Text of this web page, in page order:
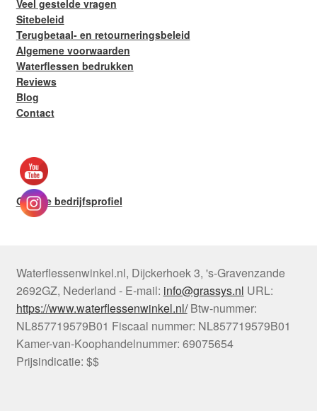
Veel gestelde vragen
Sitebeleid
Terugbetaal- en retourneringsbeleid
Algemene voorwaarden
Waterflessen bedrukken
Reviews
Blog
Contact
Google bedrijfsprofiel
Waterflessenwinkel.nl, Dijckerhoek 3, 's-Gravenzande
2692GZ, Nederland - E-mail: info@grassys.nl URL:
https://www.waterflessenwinkel.nl/ Btw-nummer:
NL857719579B01 Fiscaal nummer: NL857719579B01
Kamer-van-Koophandelnummer: 69075654
Prijsindicatie: $$